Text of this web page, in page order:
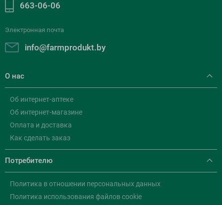
663-06-06
Электронная почта
info@farmprodukt.by
О нас
Об интернет-аптеке
Об интернет-магазине
Оплата и доставка
Как сделать заказ
Потребителю
Политика в отношении персональных данных
Политика использования файлов cookie